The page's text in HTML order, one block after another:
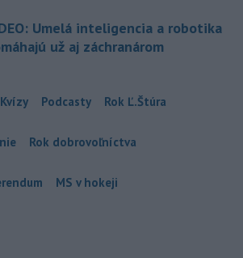
Umelá inteligencia a robotika
už aj záchranárom
Kvízy Podcasty Rok Ľ.Štúra
Rok dobrovoľníctva
MS v hokeji